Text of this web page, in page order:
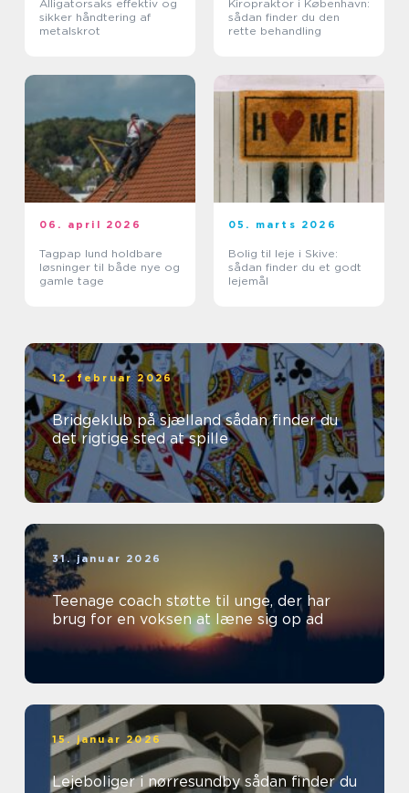
Alligatorsaks effektiv og
sikker håndtering af
metalskrot
Kiropraktor i København:
sådan finder du den
rette behandling
06. april 2026
Tagpap lund holdbare
løsninger til både nye og
gamle tage
05. marts 2026
Bolig til leje i Skive:
sådan finder du et godt
lejemål
12. februar 2026
Bridgeklub på sjælland sådan finder du
det rigtige sted at spille
31. januar 2026
Teenage coach støtte til unge, der har
brug for en voksen at læne sig op ad
15. januar 2026
Lejeboliger i nørresundby sådan finder du